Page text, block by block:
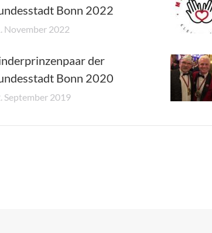
Bonn 2022
November 2022
der
Bonn 2020
September 2019